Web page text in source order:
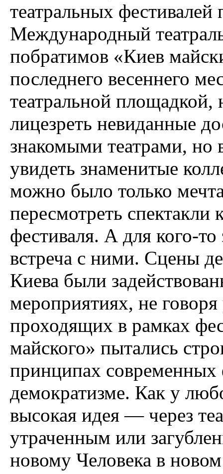
театральных
Международный
побратимов «Киев
последнего весеннего
театральной
лицезреть невиданные
знакомыми театрами, но
увидеть знаменитые
можно было только
пересмотреть
фестиваля. А для кого-
встреча с ними. Сцены
Киева были
мероприятиях, не
проходящих в рамках
майского» пытались
принципах
демократизме. Как у
высокая идея — через
утраченным или
новому Человека в